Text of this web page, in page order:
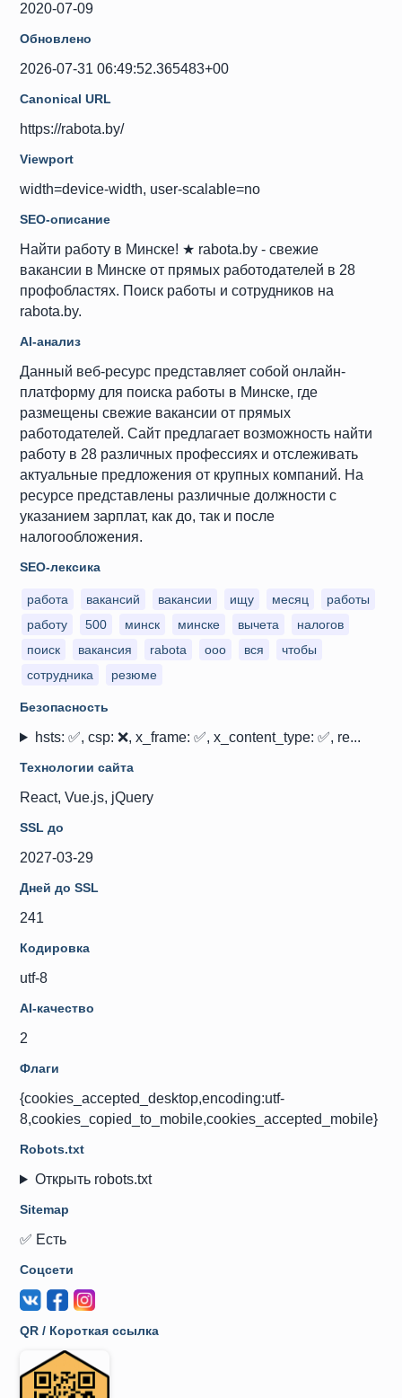
2020-07-09
Обновлено
2026-07-31 06:49:52.365483+00
Canonical URL
https://rabota.by/
Viewport
width=device-width, user-scalable=no
SEO-описание
Найти работу в Минске! ★ rabota.by - свежие
вакансии в Минске от прямых работодателей в 28
профобластях. Поиск работы и сотрудников на
rabota.by.
AI-анализ
Данный веб-ресурс представляет собой онлайн-
платформу для поиска работы в Минске, где
размещены свежие вакансии от прямых
работодателей. Сайт предлагает возможность найти
работу в 28 различных профессиях и отслеживать
актуальные предложения от крупных компаний. На
ресурсе представлены различные должности с
указанием зарплат, как до, так и после
налогообложения.
SEO-лексика
работа вакансий вакансии ищу месяц
работы
работу
500 минск минске вычета
налогов
поиск
вакансия rabota ооо вся
чтобы
сотрудника
резюме
Безопасность
hsts: ✅, csp: ❌, x_frame: ✅, x_content_type: ✅, re...
Технологии сайта
React, Vue.js, jQuery
SSL до
2027-03-29
Дней до SSL
241
Кодировка
utf-8
AI-качество
2
Флаги
{cookies_accepted_desktop,encoding:utf-
8,cookies_copied_to_mobile,cookies_accepted_mobile}
Robots.txt
Открыть robots.txt
Sitemap
✅ Есть
Соцсети
QR / Короткая ссылка